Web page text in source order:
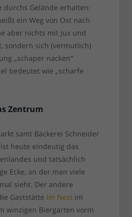
durchs Gelände erhalten:
ein Weg von Ost nach
aber nichts mit Jux und
sondern sich (vermutlich)
„schaper nacken“
bedeutet wie „scharfe
Zentrum
samt Bäckerei Schneider
heute eindeutig das
und tatsächlich
Ecke, an der man viele
sieht. Der andere
Gaststätte Im Nestim
winzigen Biergarten vorm